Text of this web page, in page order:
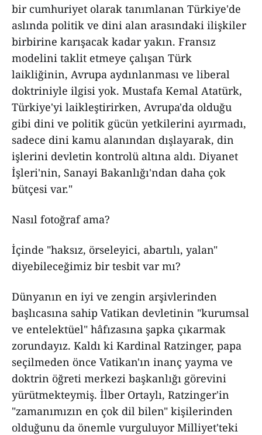
bir cumhuriyet olarak tanımlanan Türkiye'de
aslında politik ve dini alan arasındaki ilişkiler
birbirine karışacak kadar yakın. Fransız
modelini taklit etmeye çalışan Türk
laikliğinin, Avrupa aydınlanması ve liberal
doktriniyle ilgisi yok. Mustafa Kemal Atatürk,
Türkiye'yi laikleştirirken, Avrupa'da olduğu
gibi dini ve politik gücün yetkilerini ayırmadı,
sadece dini kamu alanından dışlayarak, din
işlerini devletin kontrolü altına aldı. Diyanet
İşleri'nin, Sanayi Bakanlığı'ndan daha çok
bütçesi var."
Nasıl fotoğraf ama?
İçinde "haksız, örseleyici, abartılı, yalan"
diyebileceğimiz bir tesbit var mı?
Dünyanın en iyi ve zengin arşivlerinden
başlıcasına sahip Vatikan devletinin "kurumsal
ve entelektüel" hâfızasına şapka çıkarmak
zorundayız. Kaldı ki Kardinal Ratzinger, papa
seçilmeden önce Vatikan'ın inanç yayma ve
doktrin öğreti merkezi başkanlığı görevini
yürütmekteymiş. İlber Ortaylı, Ratzinger'in
"zamanımızın en çok dil bilen" kişilerinden
olduğunu da önemle vurguluyor Milliyet'teki